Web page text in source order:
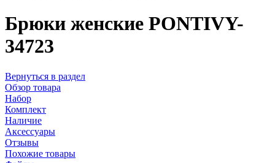
Брюки женские PONTIVY-
34723
Вернуться в раздел
Обзор товара
Набор
Комплект
Наличие
Аксессуары
Отзывы
Похожие товары